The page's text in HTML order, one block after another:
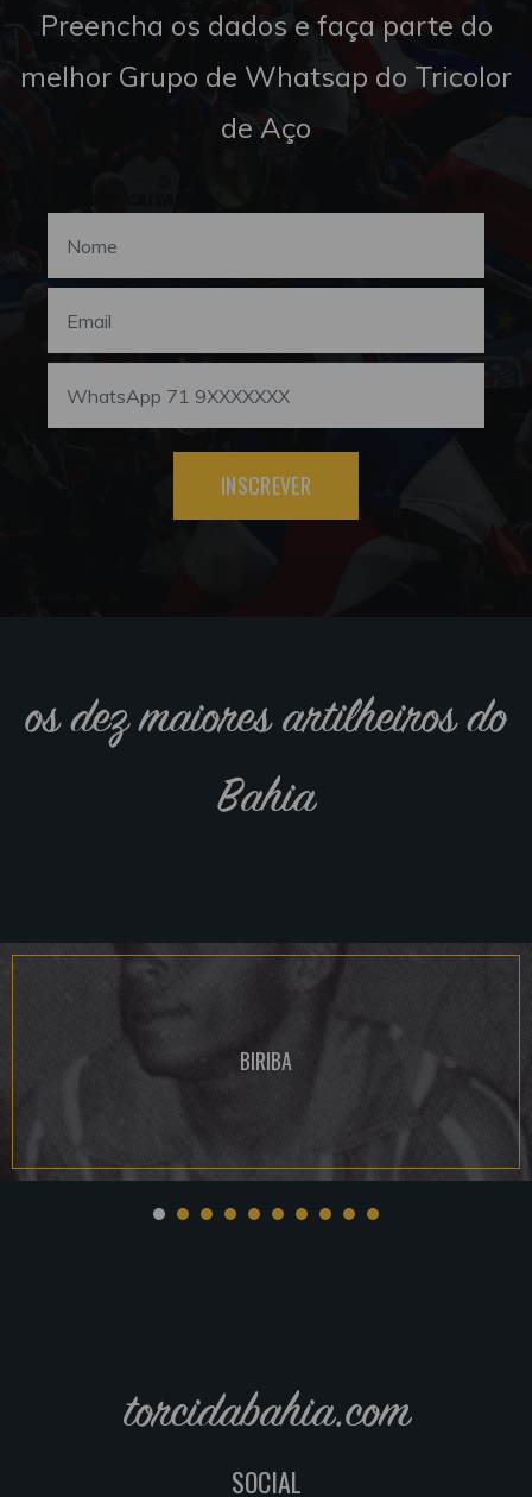
Preencha os dados e faça parte do
melhor Grupo de Whatsap do Tricolor
de Aço
INSCREVER
os dez maiores artilheiros do
Bahia
BIRIBA
torcidabahia.com
SOCIAL